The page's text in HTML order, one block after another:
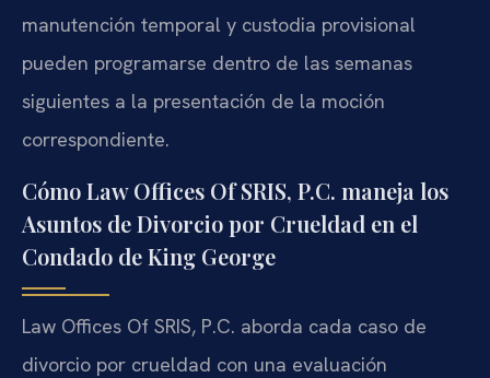
manutención temporal y custodia provisional
pueden programarse dentro de las semanas
siguientes a la presentación de la moción
correspondiente.
Cómo Law Offices Of SRIS, P.C. maneja los
Asuntos de Divorcio por Crueldad en el
Condado de King George
Law Offices Of SRIS, P.C. aborda cada caso de
divorcio por crueldad con una evaluación